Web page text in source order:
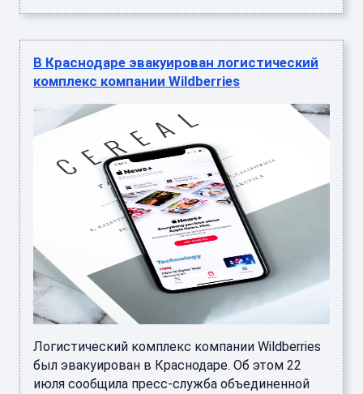
В Краснодаре эвакуирован логистический
комплекс компании Wildberries
Логистический комплекс компании Wildberries
был эвакуирован в Краснодаре. Об этом 22
июля сообщила пресс-служба объединенной